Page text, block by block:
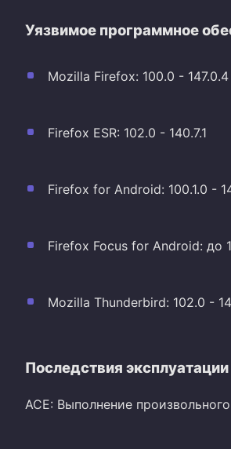
Уязвимое программное
Mozilla Firefox: 100.0 - 147.0.4
Firefox ESR: 102.0 - 140.7.1
Firefox for Android: 100.1.0 -
Firefox Focus for Android: до
Mozilla Thunderbird: 102.0 -
Последствия эксплуатации
ACE: Выполнение